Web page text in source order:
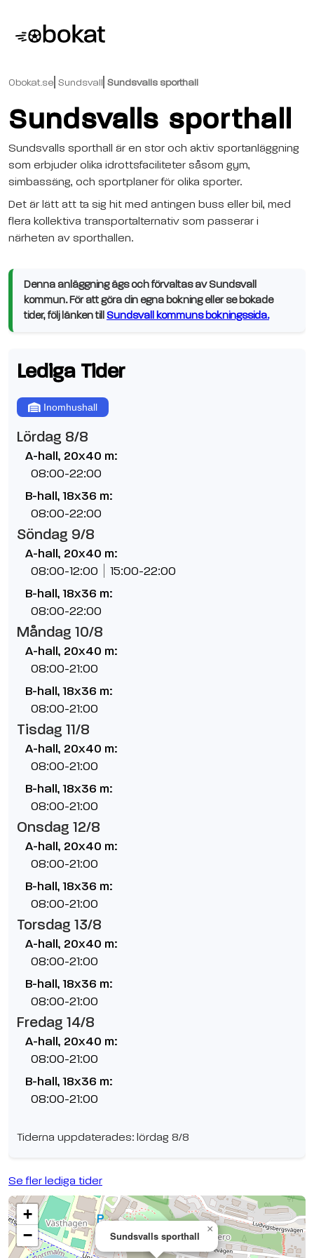
Obokat.se Sundsvall Sundsvalls sporthall
Sundsvalls sporthall
Sundsvalls sporthall är en stor och aktiv sportanläggning
som erbjuder olika idrottsfaciliteter såsom gym,
simbassäng, och sportplaner för olika sporter.
Det är lätt att ta sig hit med antingen buss eller bil, med
flera kollektiva transportalternativ som passerar i
närheten av sporthallen.
Denna anläggning ägs och förvaltas av Sundsvall
kommun. För att göra din egna bokning eller se bokade
tider, följ länken till Sundsvall kommuns bokningssida.
Lediga Tider
Inomhushall
Lördag 8/8
A-hall, 20x40 m:
08:00-22:00
B-hall, 18x36 m:
08:00-22:00
Söndag 9/8
A-hall, 20x40 m:
08:00-12:00 15:00-22:00
B-hall, 18x36 m:
08:00-22:00
Måndag 10/8
A-hall, 20x40 m:
08:00-21:00
B-hall, 18x36 m:
08:00-21:00
Tisdag 11/8
A-hall, 20x40 m:
08:00-21:00
B-hall, 18x36 m:
08:00-21:00
Onsdag 12/8
A-hall, 20x40 m:
08:00-21:00
B-hall, 18x36 m:
08:00-21:00
Torsdag 13/8
A-hall, 20x40 m:
08:00-21:00
B-hall, 18x36 m:
08:00-21:00
Fredag 14/8
A-hall, 20x40 m:
08:00-21:00
B-hall, 18x36 m:
08:00-21:00
Tiderna uppdaterades: lördag 8/8
Se fler lediga tider
Sundsvalls sporthall
×
+
−